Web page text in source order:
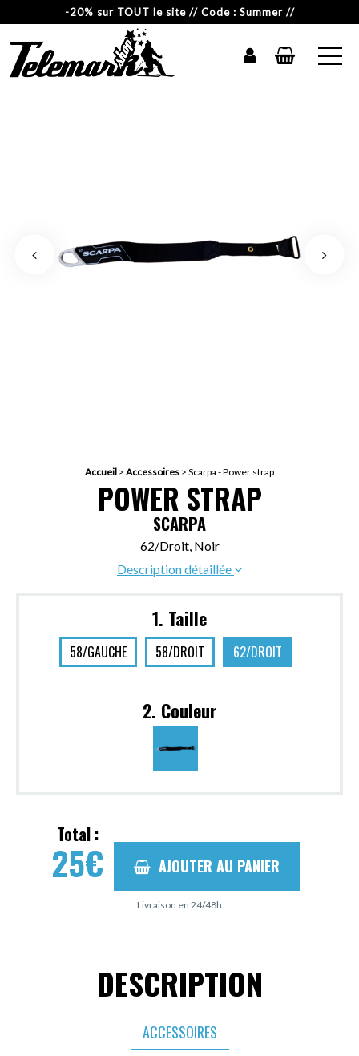
-20% sur TOUT le site // Code : Summer //
Accueil > Accessoires > Scarpa - Power strap
POWER STRAP
SCARPA
62/Droit, Noir
Description détaillée
1. Taille
58/GAUCHE 58/DROIT 62/DROIT
2. Couleur
Total :
25€ AJOUTER AU PANIER
Livraison en 24/48h
DESCRIPTION
ACCESSOIRES